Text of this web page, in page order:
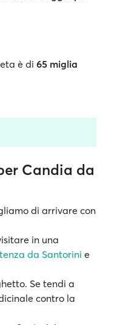
è di 65 miglia
Candia da
di arrivare con
in una
da Santorini e
Se tendi a
contro la